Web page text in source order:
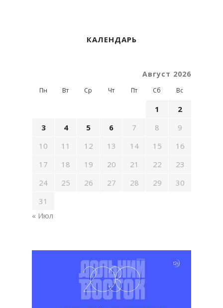
КАЛЕНДАРЬ
Август 2026
Пн Вт Ср Чт Пт Сб Вс
1
2
3
4 5 6 7 8
9
10
11 12 13 14 15
16
17
18 19 20 21 22
23
24
25 26 27 28 29
30
31
« Июл